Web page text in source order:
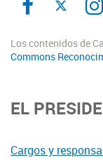
Los contenidos de
Commons
EL
Cargos y